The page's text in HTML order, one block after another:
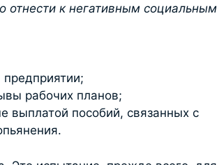
отнести к негативным социальным
рабочих планов;
выплатой пособий, связанных с